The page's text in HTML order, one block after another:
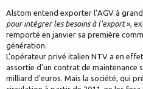
Alstom entend exporter l’AGV à
pour intégrer les besoins à l'export»,
remporté en janvier sa première
génération.
L'opérateur privé italien NTV a en
assortie d'un contrat de maintenance
milliard d'euros. Mais la société, qui